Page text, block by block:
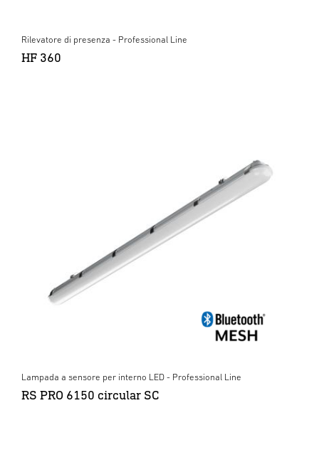
Rilevatore di presenza - Professional Line
HF 360
Lampada a sensore per interno LED - Professional Line
RS PRO 6150 circular SC